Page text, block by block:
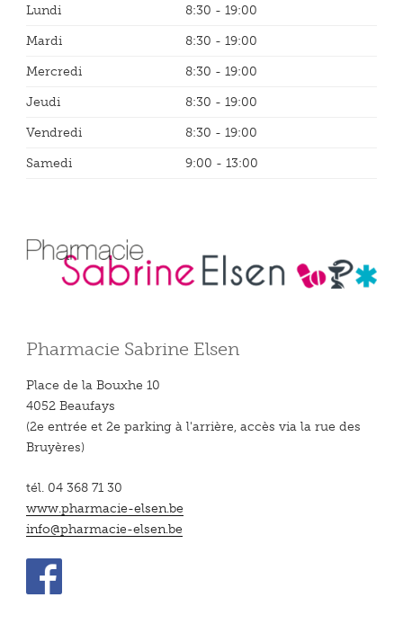
Lundi
8:30 - 19:00
Mardi
8:30 - 19:00
Mercredi
8:30 - 19:00
Jeudi
8:30 - 19:00
Vendredi
8:30 - 19:00
Samedi
9:00 - 13:00
Pharmacie Sabrine Elsen
Place de la Bouxhe 10
4052 Beaufays
(2e entrée et 2e parking à l'arrière, accès via la rue des
Bruyères)
tél. 04 368 71 30
www.pharmacie-elsen.be
info@pharmacie-elsen.be